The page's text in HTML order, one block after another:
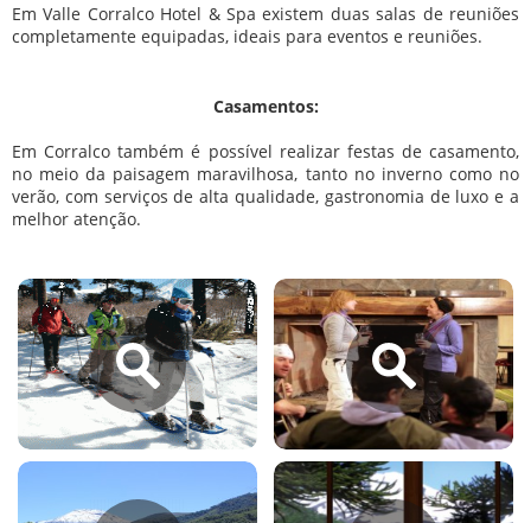
Em Valle Corralco Hotel & Spa existem duas salas de reuniões
completamente equipadas, ideais para eventos e reuniões.
Casamentos:
Em Corralco também é possível realizar festas de casamento,
no meio da paisagem maravilhosa, tanto no inverno como no
verão, com serviços de alta qualidade, gastronomia de luxo e a
melhor atenção.